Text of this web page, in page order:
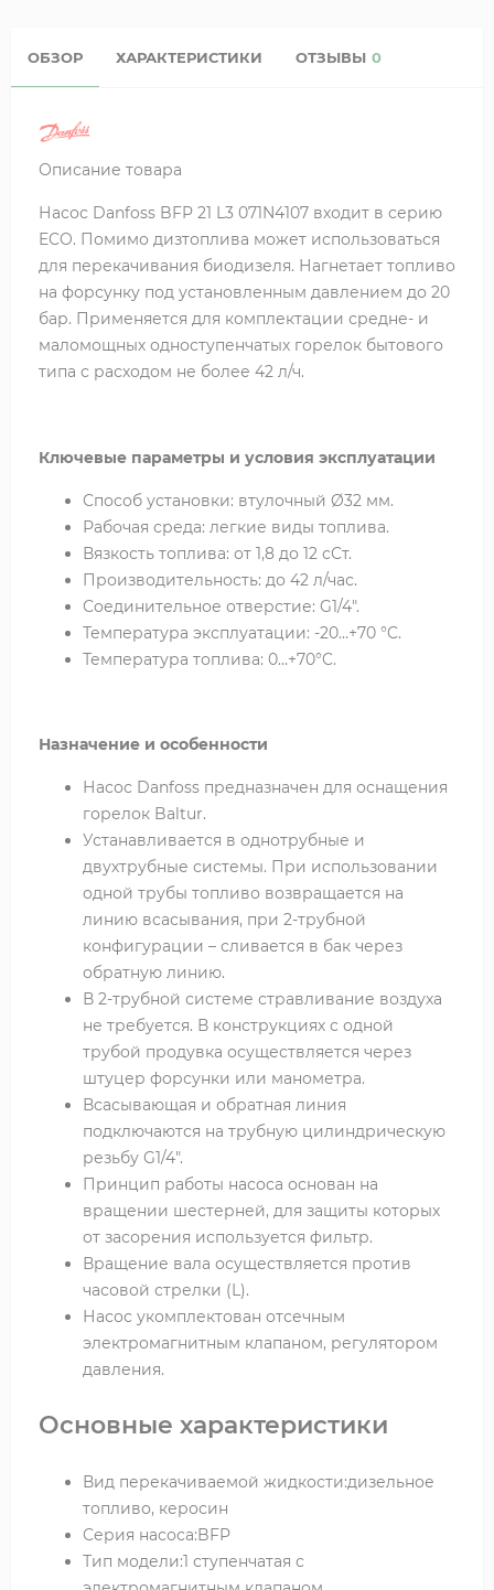
ОБЗОР ХАРАКТЕРИСТИКИ ОТЗЫВЫ 0
Описание товара
Насос Danfoss BFP 21 L3 071N4107 входит в серию
ECO. Помимо дизтоплива может использоваться
для перекачивания биодизеля. Нагнетает топливо
на форсунку под установленным давлением до 20
бар. Применяется для комплектации средне- и
маломощных одноступенчатых горелок бытового
типа с расходом не более 42 л/ч.
Ключевые параметры и условия эксплуатации
Способ установки: втулочный Ø32 мм.
Рабочая среда: легкие виды топлива.
Вязкость топлива: от 1,8 до 12 сСт.
Производительность: до 42 л/час.
Соединительное отверстие: G1/4".
Температура эксплуатации: -20…+70 °C.
Температура топлива: 0…+70°C.
Назначение и особенности
Насос Danfoss предназначен для оснащения
горелок Baltur.
Устанавливается в однотрубные и
двухтрубные системы. При использовании
одной трубы топливо возвращается на
линию всасывания, при 2-трубной
конфигурации – сливается в бак через
обратную линию.
В 2-трубной системе стравливание воздуха
не требуется. В конструкциях с одной
трубой продувка осуществляется через
штуцер форсунки или манометра.
Всасывающая и обратная линия
подключаются на трубную цилиндрическую
резьбу G1/4".
Принцип работы насоса основан на
вращении шестерней, для защиты которых
от засорения используется фильтр.
Вращение вала осуществляется против
часовой стрелки (L).
Насос укомплектован отсечным
электромагнитным клапаном, регулятором
давления.
Основные характеристики
Вид перекачиваемой жидкости:дизельное
топливо, керосин
Серия насоса:BFP
Тип модели:1 ступенчатая с